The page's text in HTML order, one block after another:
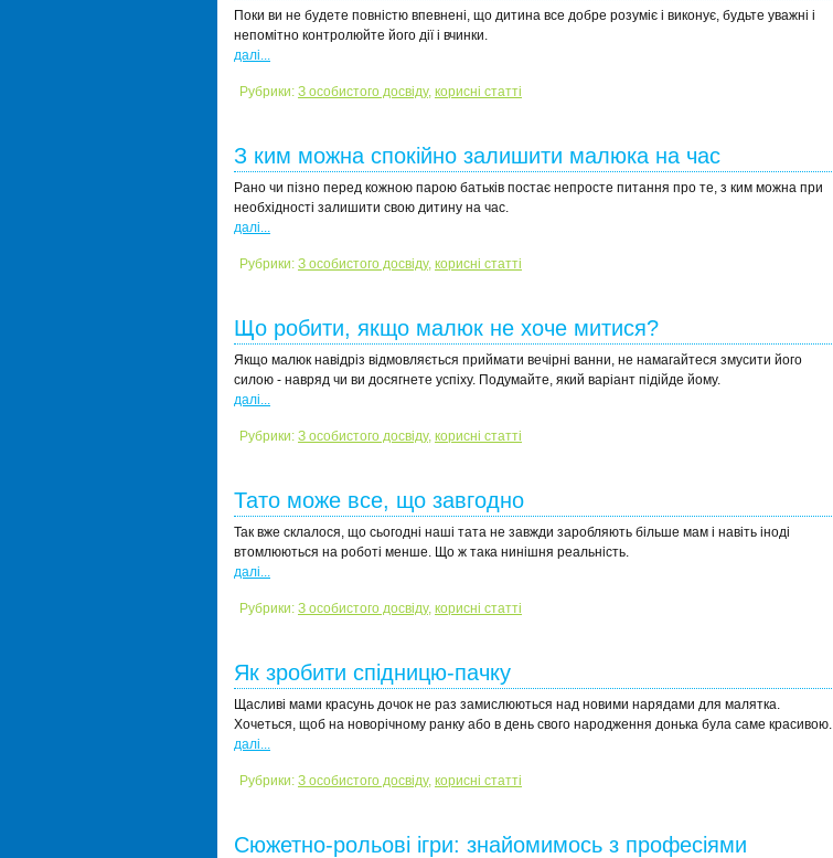
Поки ви не будете повністю впевнені, що дитина все добре розуміє і виконує, будьте уважні і
непомітно контролюйте його дії і вчинки.
далі...
Рубрики: З особистого досвіду, корисні статті
З ким можна спокійно залишити малюка на час
Рано чи пізно перед кожною парою батьків постає непросте питання про те, з ким можна при
необхідності залишити свою дитину на час.
далі...
Рубрики: З особистого досвіду, корисні статті
Що робити, якщо малюк не хоче митися?
Якщо малюк навідріз відмовляється приймати вечірні ванни, не намагайтеся змусити його
силою - навряд чи ви досягнете успіху. Подумайте, який варіант підійде йому.
далі...
Рубрики: З особистого досвіду, корисні статті
Тато може все, що завгодно
Так вже склалося, що сьогодні наші тата не завжди заробляють більше мам і навіть іноді
втомлюються на роботі менше. Що ж така нинішня реальність.
далі...
Рубрики: З особистого досвіду, корисні статті
Як зробити спідницю-пачку
Щасливі мами красунь дочок не раз замислюються над новими нарядами для малятка.
Хочеться, щоб на новорічному ранку або в день свого народження донька була саме красивою.
далі...
Рубрики: З особистого досвіду, корисні статті
Сюжетно-рольові ігри: знайомимось з професіями